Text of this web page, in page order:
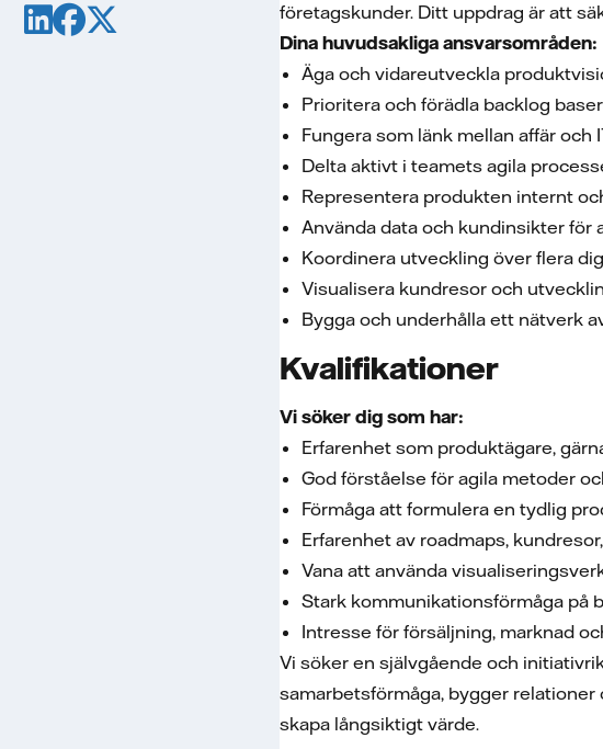
företagskunder. Ditt uppdrag är att
Dina huvudsakliga ansvarsområden:
Äga och vidareutveckla
Prioritera och förädla backlog
Fungera som länk mellan affär
Delta aktivt i teamets agila
Representera produkten internt
Använda data och kundinsikter
Koordinera utveckling över flera
Visualisera kundresor och
Bygga och underhålla ett nätverk
Kvalifikationer
Vi söker dig som har:
Erfarenhet som produktägare,
God förståelse för agila metoder
Förmåga att formulera en tydlig
Erfarenhet av roadmaps,
Vana att använda
Stark kommunikationsförmåga på
Intresse för försäljning, marknad
Vi söker en självgående och
samarbetsförmåga, bygger
skapa långsiktigt värde.